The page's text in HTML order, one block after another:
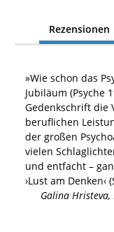
Rezensionen
»Wie schon das
Jubiläum (Psyche
Gedenkschrift die
beruflichen
der großen
vielen
und entfacht –
›Lust am Denken‹
Galina Hristeva,